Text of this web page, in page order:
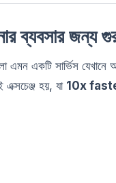
জন্য
এমন একটি সার্ভিস যেখানে
হয়, যা 10x